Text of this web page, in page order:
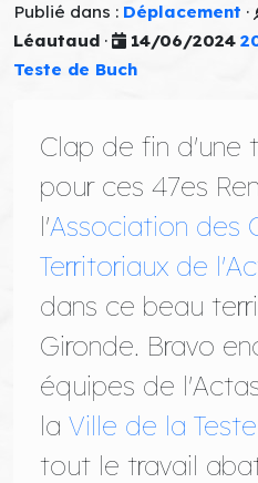
Publié dans : Déplacement ·
Léautaud · 14/06/2024
Teste de Buch
Clap de fin d'une
pour ces 47es
l'Association des
Territoriaux de
dans ce beau
Gironde. Bravo
équipes de
la Ville de la
tout le travail